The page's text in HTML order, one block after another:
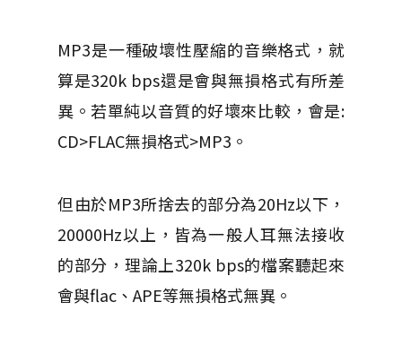
MP3是一種破壞性壓縮的音樂格式，就
算是320k bps還是會與無損格式有所差
異。若單純以音質的好壞來比較，會是:
CD>FLAC無損格式>MP3。
但由於MP3所捨去的部分為20Hz以下，
20000Hz以上，皆為一般人耳無法接收
的部分，理論上320k bps的檔案聽起來
會與flac、APE等無損格式無異。